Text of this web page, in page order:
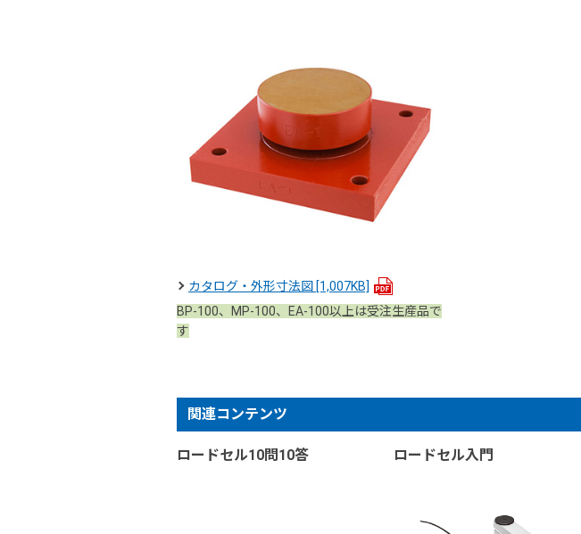
カタログ・外形寸法図 [1,007KB]
BP-100、MP-100、EA-100以上は受注生産品で
す
関連コンテンツ
ロードセル10問10答 ロードセル入門